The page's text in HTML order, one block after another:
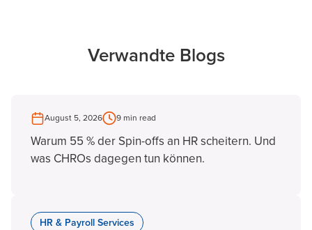
Verwandte Blogs
August 5, 2026 9 min read
Warum 55 % der Spin-offs an HR scheitern. Und
was CHROs dagegen tun können.
HR & Payroll Services